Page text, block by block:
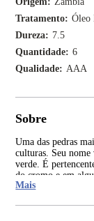
Tratamento
Óleo
Dureza
7.5
Quantidade
6
Qualidade
AAA
Sobre
Uma das pedras
culturas. Seu
verde. É
do cromo e em
Mais